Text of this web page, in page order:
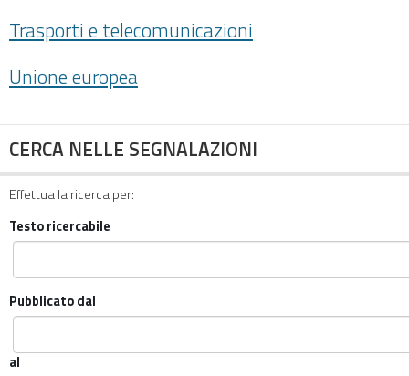
Trasporti e telecomunicazioni
Unione europea
CERCA NELLE SEGNALAZIONI
Effettua la ricerca per:
Testo ricercabile
Pubblicato dal
al